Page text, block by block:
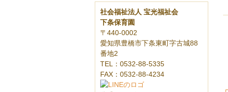
社会福祉法人 宝光福祉会
下条保育園
〒440-0002
愛知県豊橋市下条東町字古城88
番地2
TEL：0532-88-5335
FAX：0532-88-4234